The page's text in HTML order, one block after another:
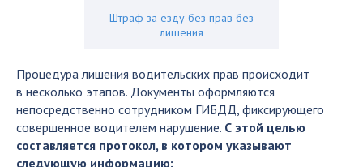
Штраф за езду без прав без
лишения
Процедура лишения водительских прав происходит
в несколько этапов. Документы оформляются
непосредственно сотрудником ГИБДД, фиксирующего
совершенное водителем нарушение. С этой целью
составляется протокол, в котором указывают
следующую информацию: